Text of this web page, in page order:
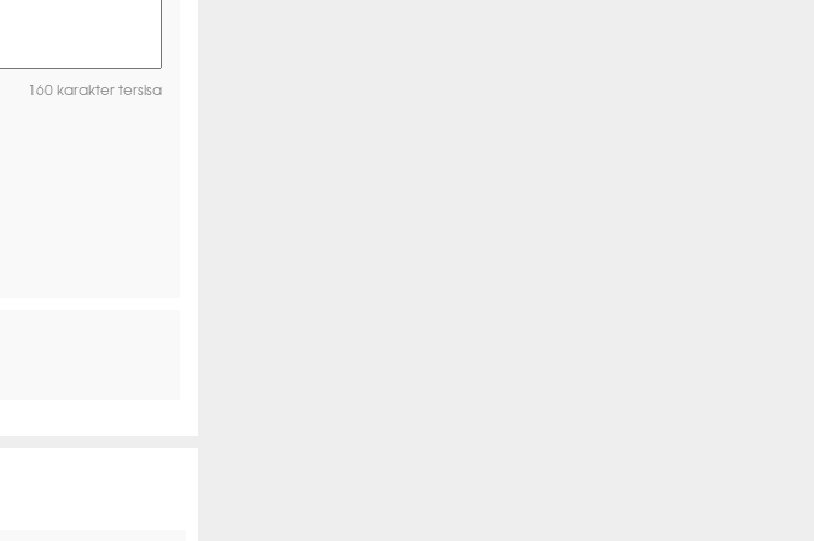
160 karakter tersisa